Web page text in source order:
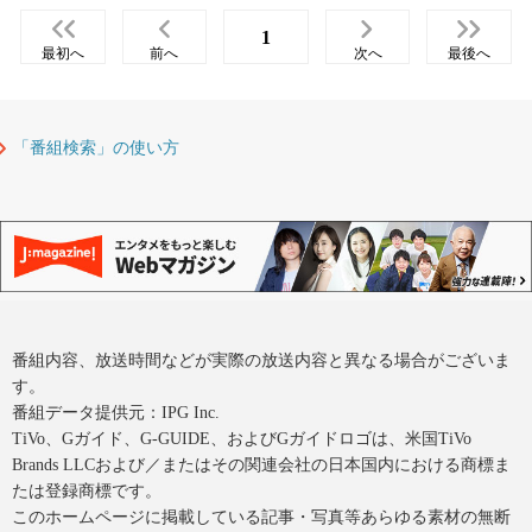
最初へ 前へ
1
次へ 最後へ
「番組検索」の使い方
番組内容、放送時間などが実際の放送内容と異なる場合がございま
す。
番組データ提供元：IPG Inc.
TiVo、Gガイド、G-GUIDE、およびGガイドロゴは、米国TiVo
Brands LLCおよび／またはその関連会社の日本国内における商標ま
たは登録商標です。
このホームページに掲載している記事・写真等あらゆる素材の無断